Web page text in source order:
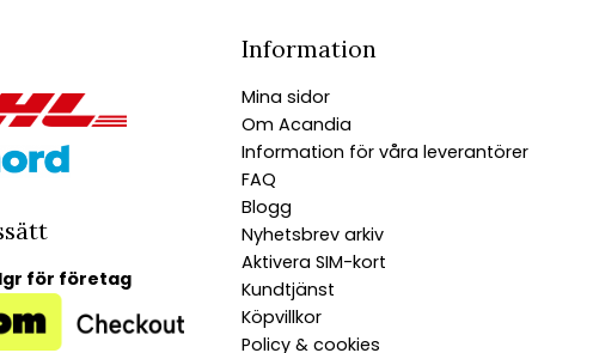
för företag
Information
Mina sidor
Om Acandia
Information för våra leverantörer
FAQ
Blogg
Nyhetsbrev arkiv
Aktivera SIM-kort
Kundtjänst
Köpvillkor
Policy & cookies